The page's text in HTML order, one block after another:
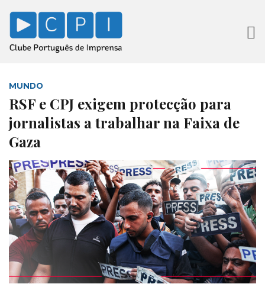
MUNDO
RSF e CPJ exigem protecção para
jornalistas a trabalhar na Faixa de
Gaza